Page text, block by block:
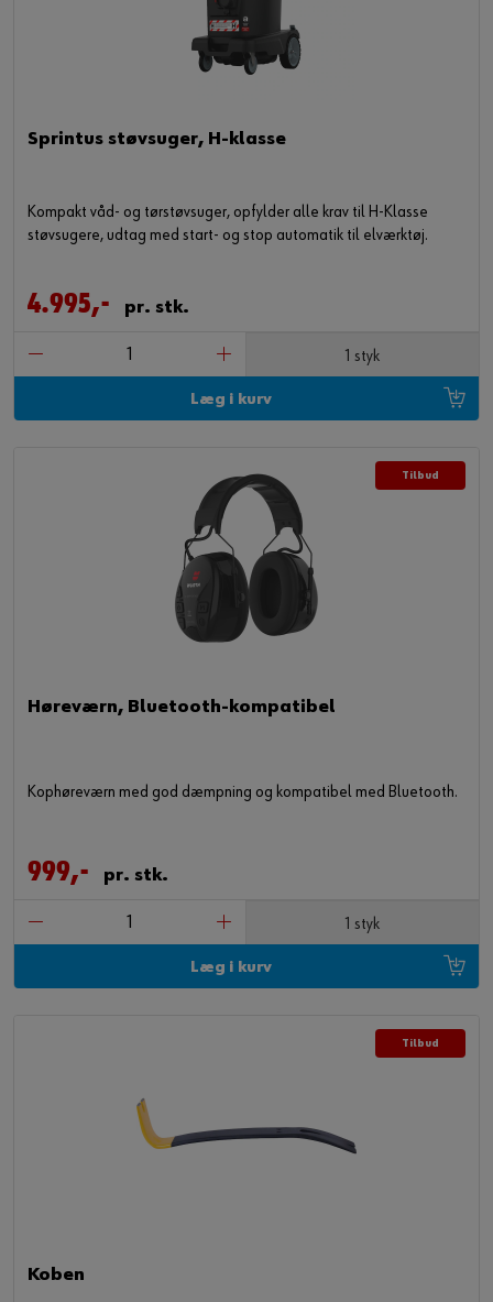
Sprintus støvsuger, H-klasse
Kompakt våd- og tørstøvsuger, opfylder alle krav til H-Klasse
støvsugere, udtag med start- og stop automatik til elværktøj.
4.995,- pr. stk.
1 styk
Læg i kurv
Tilbud
Høreværn, Bluetooth-kompatibel
Kophøreværn med god dæmpning og kompatibel med Bluetooth.
999,- pr. stk.
1 styk
Læg i kurv
Tilbud
Koben